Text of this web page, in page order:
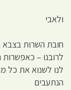
ולאבי
חובת השרות בצבא
לרובנו –
לנו לשנוא את כל
הנתעבים